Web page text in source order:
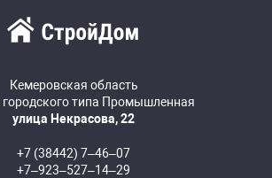
Кемеровская область
городского типа Промышленная
улица Некрасова, 22
+7 (38442) 7‒46‒07
+7‒923‒527‒14‒29